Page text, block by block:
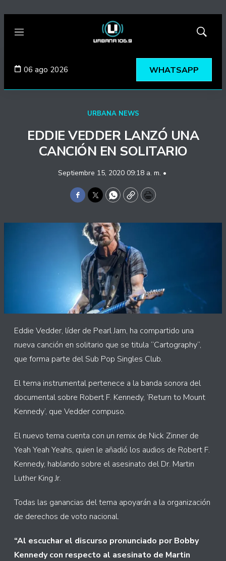
Menú
Mostrar
06 ago 2026 WHATSAPP
URBANA NEWS
EDDIE VEDDER LANZÓ UNA
CANCIÓN EN SOLITARIO
Septiembre 15, 2020 09:18 a. m. •
Facebook
TwitterWhatsApp
CopyPrint
Eddie Vedder, líder de Pearl Jam, ha compartido una
nueva canción en solitario que se titula “Cartography“,
que forma parte del Sub Pop Singles Club.
El tema instrumental pertenece a la banda sonora del
documental sobre Robert F. Kennedy, ‘Return to Mount
Kennedy’, que Vedder compuso.
El nuevo tema cuenta con un remix de Nick Zinner de
Yeah Yeah Yeahs, quien le añadió los audios de Robert F.
Kennedy, hablando sobre el asesinato del Dr. Martin
Luther King Jr.
Todas las ganancias del tema apoyarán a la organización
de derechos de voto nacional.
“Al escuchar el discurso pronunciado por Bobby
Kennedy con respecto al asesinato de Martin